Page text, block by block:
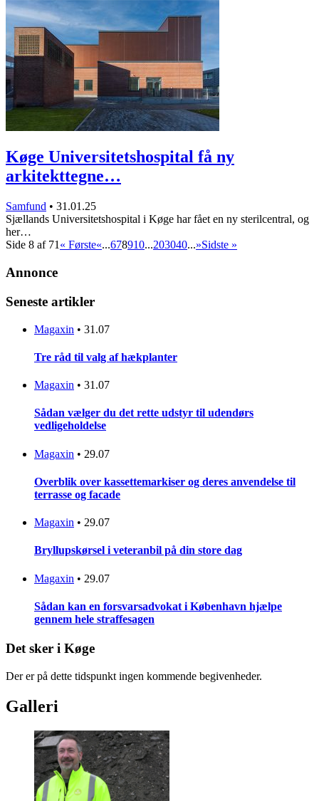
Køge Universitetshospital få ny
arkitekttegne…
Samfund • 31.01.25
Sjællands Universitetshospital i Køge har fået en ny sterilcentral, og
her…
Side 8 af 71 « Første«...678910...203040...»Sidste »
Annonce
Seneste artikler
Magaxin • 31.07
Tre råd til valg af hækplanter
Magaxin • 31.07
Sådan vælger du det rette udstyr til udendørs
vedligeholdelse
Magaxin • 29.07
Overblik over kassettemarkiser og deres anvendelse til
terrasse og facade
Magaxin • 29.07
Bryllupskørsel i veteranbil på din store dag
Magaxin • 29.07
Sådan kan en forsvarsadvokat i København hjælpe
gennem hele straffesagen
Det sker i Køge
Der er på dette tidspunkt ingen kommende begivenheder.
Galleri